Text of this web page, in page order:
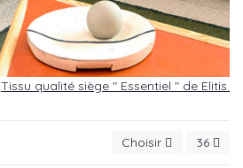
Tissu qualité siège " Essentiel " de Elitis.
Choisir 36